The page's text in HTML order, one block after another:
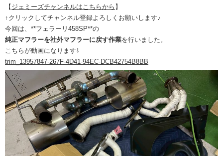
【 ジェミーズチャンネルはこちらから 】
↑クリックしてチャンネル登録よろしくお願いします♪
今回は、**フェラーリ458SP**の
純正マフラーを社外マフラーに戻す作業を行いました。
こちらが動画になります⇩
trim_13957847-267F-4D41-94EC-DCB42754B8BB